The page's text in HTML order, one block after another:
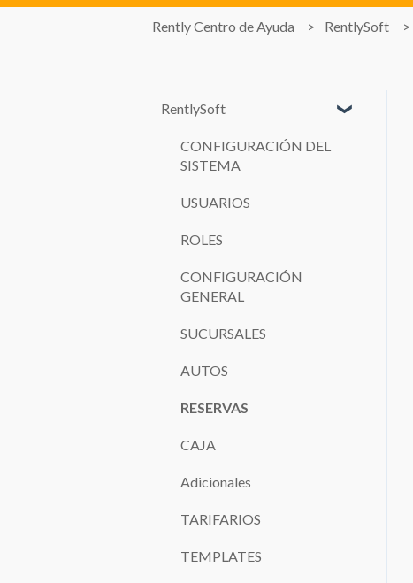
Rently Centro de Ayuda RentlySoft
RentlySoft
CONFIGURACIÓN DEL
SISTEMA
USUARIOS
ROLES
CONFIGURACIÓN
GENERAL
SUCURSALES
AUTOS
RESERVAS
CAJA
Adicionales
TARIFARIOS
TEMPLATES